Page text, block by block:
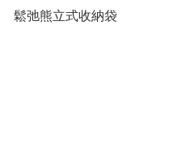
鬆弛熊立式收納袋